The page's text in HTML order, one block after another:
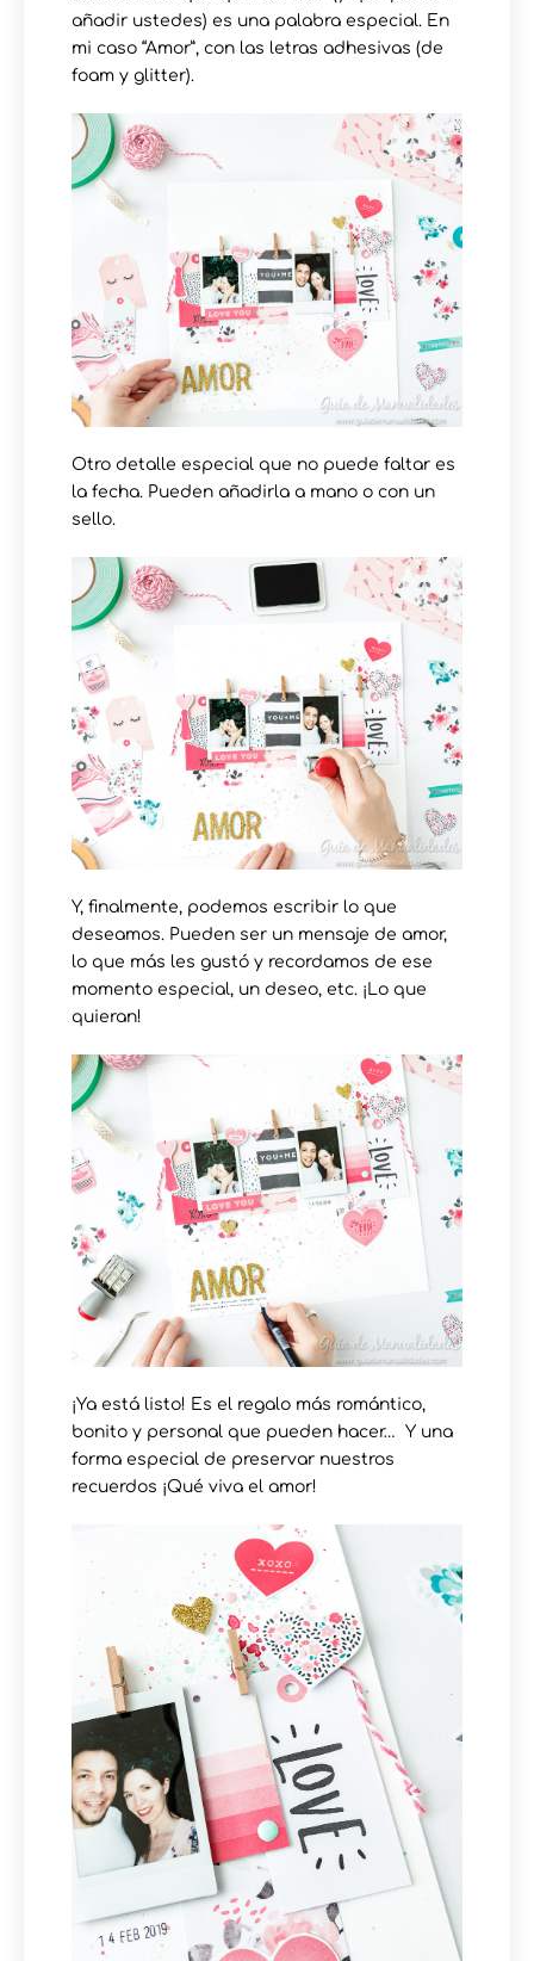
añadir ustedes) es una palabra especial. En
mi caso “Amor”, con las letras adhesivas (de
foam y glitter).
Otro detalle especial que no puede faltar es
la fecha. Pueden añadirla a mano o con un
sello.
Y, finalmente, podemos escribir lo que
deseamos. Pueden ser un mensaje de amor,
lo que más les gustó y recordamos de ese
momento especial, un deseo, etc. ¡Lo que
quieran!
¡Ya está listo! Es el regalo más romántico,
bonito y personal que pueden hacer… Y una
forma especial de preservar nuestros
recuerdos ¡Qué viva el amor!